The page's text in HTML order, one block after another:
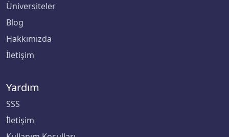
Bolu Abant İzzet Baysal Üniversitesi
Bursa Teknik Üniversitesi
Çanakkale Onsekiz Mart Üniversitesi
Üniversiteler
Blog
Hakkımızda
İletişim
Yardım
SSS
İletişim